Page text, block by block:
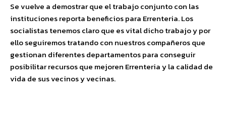
Se vuelve a demostrar que el trabajo conjunto con las
instituciones reporta beneficios para Errenteria. Los
socialistas tenemos claro que es vital dicho trabajo y por
ello seguiremos tratando con nuestros compañeros que
gestionan diferentes departamentos para conseguir
posibilitar recursos que mejoren Errenteria y la calidad de
vida de sus vecinos y vecinas.